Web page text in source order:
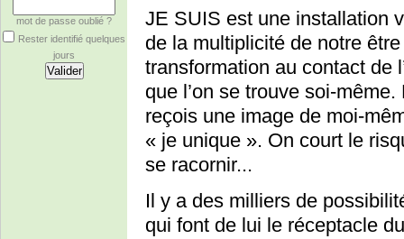
mot de passe oublié ?
Rester identifié quelques
jours
JE SUIS est une installation
de la multiplicité de notre
transformation au contact de
que l’on se trouve soi-
reçois une image de moi-
« je unique ». On court le
se racornir...
Il y a des milliers de
qui font de lui le réceptacle